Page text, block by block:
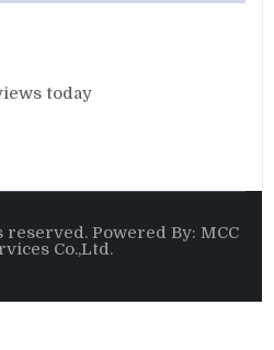
today
Powered By: MCC
Co.,Ltd.